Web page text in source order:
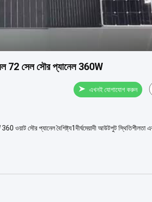
সেল সৌর প্যানেল 360W
এখনই যোগাযোগ করুন
প্যানেল বৈশিষ্ট্য1দীর্ঘমেয়াদী আউটপুট স্থিতিশীলতা